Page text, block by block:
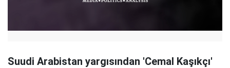
Suudi Arabistan yargısından 'Cemal Kaşıkçı'